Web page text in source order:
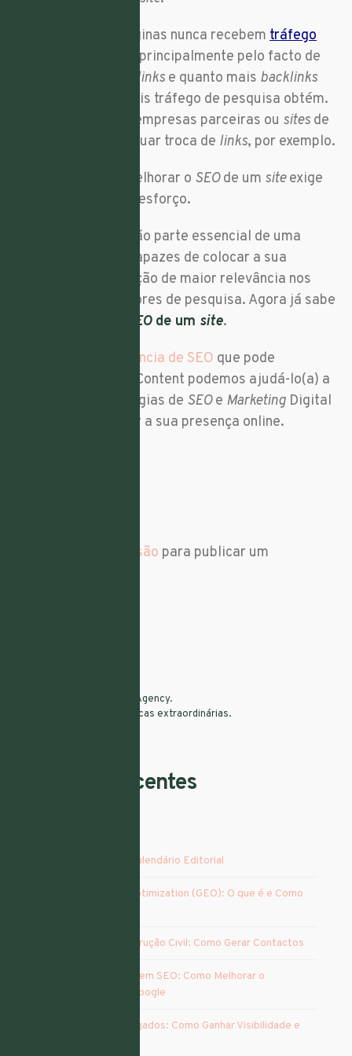
91% de todas as páginas nunca recebem tráfego
, principalmente pelo facto de
backlinks e quanto mais backlinks
uma página tem, mais tráfego de pesquisa obtém.
Portanto, contacte empresas parceiras ou sites de
referência para efetuar troca de links, por exemplo.
A tarefa de como melhorar o SEOde um siteexige
esforço, mas vale o esforço.
Todas estas dicas são parte essencial de uma
capazes de colocar a sua
empresa numa posição de maior relevância nos
resultados dos motores de pesquisa. Agora já sabe
SEOde um site.
agência de SEO que pode
encontrar. Na Flare Content podemos ajudá-lo(a) a
desenvolver estratégias de SEOe Marketing Digital
que irão impulsionar a sua presença online.
iniciar a sessão para publicar um
Full Digital Marketing Agency.
Fazemos crescer marcas extraordinárias.
Artigos Recentes
Vantagens de Criar Calendário Editorial
Generative Engine Optimization (GEO): O que é e Como
Marketing para Construção Civil: Como Gerar Contactos
Agência Especialista em SEO​: Como Melhorar o
Posicionamento no Google
Marketing para Advogados: Como Ganhar Visibilidade e